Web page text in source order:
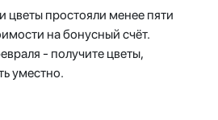
цветы простояли менее пяти
на бонусный счёт.
- получите цветы,
уместно.